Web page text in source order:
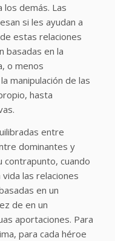
los demás. Las
si les ayudan a
estas relaciones
basadas en la
o menos
manipulación de las
hasta
entre
dominantes y
contrapunto, cuando
las relaciones
en un
de en un
aportaciones. Para
para cada héroe